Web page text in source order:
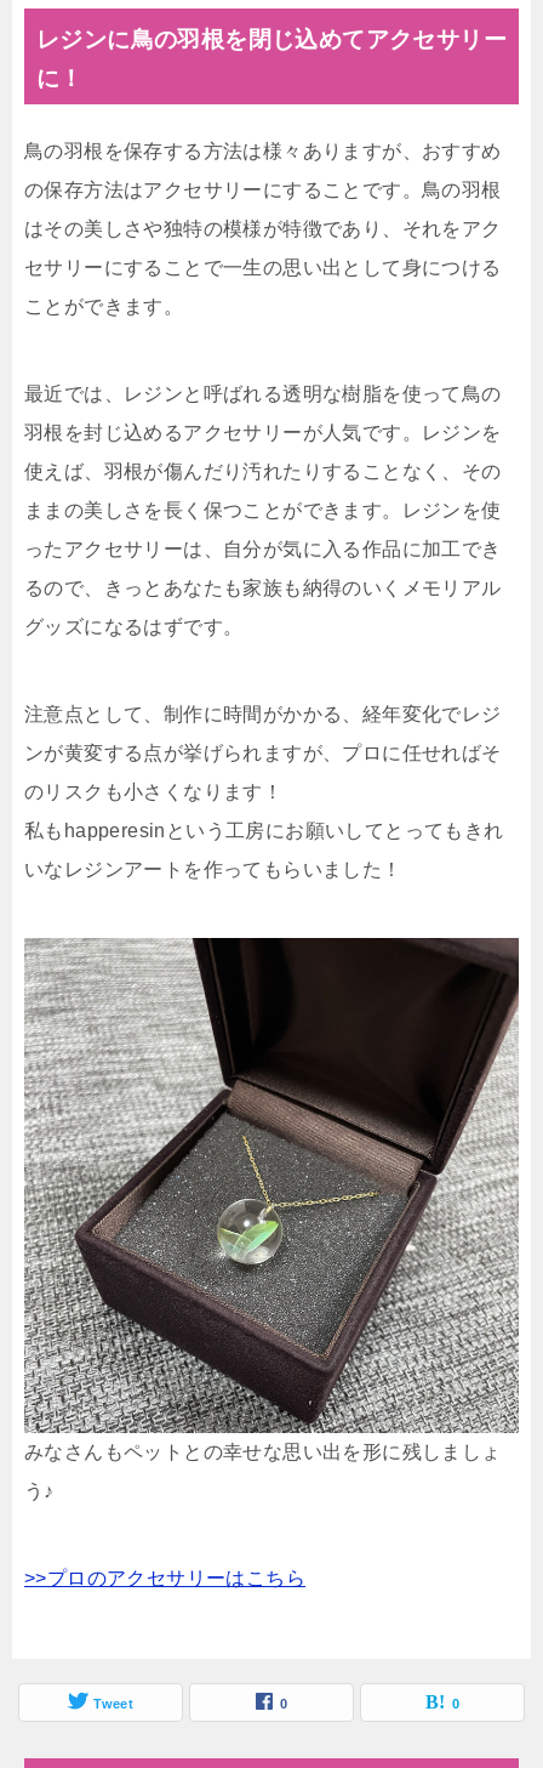
レジンに鳥の羽根を閉じ込めてアクセサリー
に！
鳥の羽根を保存する方法は様々ありますが、おすすめ
の保存方法はアクセサリーにすることです。鳥の羽根
はその美しさや独特の模様が特徴であり、それをアク
セサリーにすることで一生の思い出として身につける
ことができます。
最近では、レジンと呼ばれる透明な樹脂を使って鳥の
羽根を封じ込めるアクセサリーが人気です。レジンを
使えば、羽根が傷んだり汚れたりすることなく、その
ままの美しさを長く保つことができます。レジンを使
ったアクセサリーは、自分が気に入る作品に加工でき
るので、きっとあなたも家族も納得のいくメモリアル
グッズになるはずです。
注意点として、制作に時間がかかる、経年変化でレジ
ンが黄変する点が挙げられますが、プロに任せればそ
のリスクも小さくなります！
私もhapperesinという工房にお願いしてとってもきれ
いなレジンアートを作ってもらいました！
みなさんもペットとの幸せな思い出を形に残しましょ
う♪
>>プロのアクセサリーはこちら
Tweet 0 0